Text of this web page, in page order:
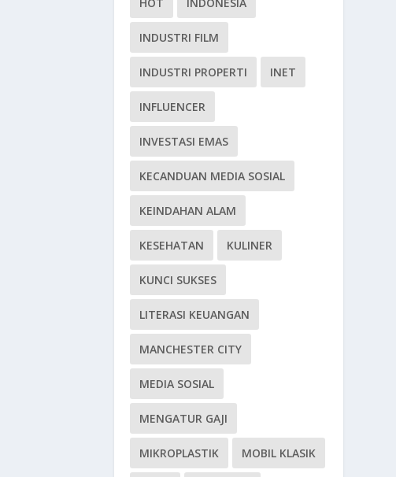
INDUSTRI FILM
INDUSTRI PROPERTI INET
INFLUENCER
INVESTASI EMAS
KECANDUAN MEDIA SOSIAL
KEINDAHAN ALAM
KESEHATAN KULINER
KUNCI SUKSES
LITERASI KEUANGAN
MANCHESTER CITY
MEDIA SOSIAL
MENGATUR GAJI
MIKROPLASTIK MOBIL KLASIK